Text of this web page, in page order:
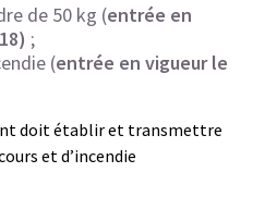
de 50 kg (entrée en
) ;
(entrée en vigueur le
doit établir et transmettre
et d’incendie